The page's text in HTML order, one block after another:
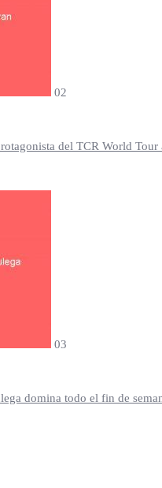
02
del TCR World
03
domina todo el fin de